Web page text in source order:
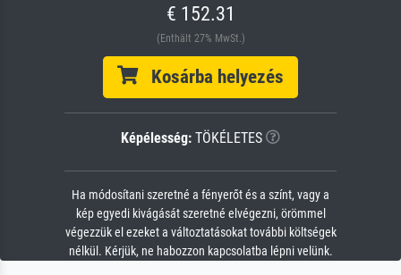
€ 152.31
(Enthält 27% MwSt.)
Kosárba helyezés
Képélesség: TÖKÉLETES
Ha módosítani szeretné a fényerőt és a színt, vagy a
kép egyedi kivágását szeretné elvégezni, örömmel
végezzük el ezeket a változtatásokat további költségek
nélkül. Kérjük, ne habozzon kapcsolatba lépni velünk.